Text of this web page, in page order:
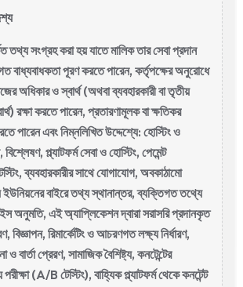
তথ্য সংগ্রহ করা হয় যাতে মালিক তার সেবা প্রদান
বাধ্যবাধকতা পূরণ করতে পারেন, কর্তৃপক্ষের অনুরোধে
অধিকার ও স্বার্থ (অথবা ব্যবহারকারী বা তৃতীয়
রক্ষা করতে পারেন, প্রতারণামূলক বা ক্ষতিকর
পারেন এবং নিম্নলিখিত উদ্দেশ্যে: হোস্টিং ও
প্ল্যাটফর্ম সেবা ও হোস্টিং, পেমেন্ট
ব্যবহারকারীর সাথে যোগাযোগ, অবকাঠামো
ইউনিয়নের বাইরে তথ্য স্থানান্তর, ব্যক্তিগত তথ্যে
অনুমতি, এই অ্যাপ্লিকেশন দ্বারা সরাসরি প্রদানকৃত
বিজ্ঞাপন, রিমার্কেটিং ও আচরণগত লক্ষ্য নির্ধারণ,
বার্তা প্রেরণ, সামাজিক বৈশিষ্ট্য, কনটেন্টের
পরীক্ষা (A/B টেস্টিং), বাহ্যিক প্ল্যাটফর্ম থেকে কনটেন্ট